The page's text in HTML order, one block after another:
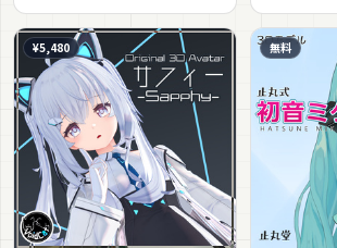
¥5,480 無料